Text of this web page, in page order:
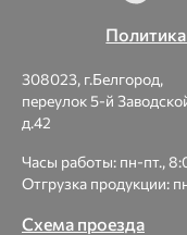
308023, г.Белгород,
переулок 5-й
д.42
Часы работы: пн-пт.,
Отгрузка продукции:
Схема проезда